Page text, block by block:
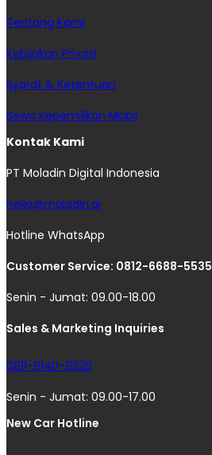
Tentang Kami
Kebijakan Privasi
Syarat & Ketentuan
Sewa Kepemilikan Mobil
Kontak Kami
PT Moladin Digital Indonesia
hello@moladin.ai
Hotline WhatsApp
Customer Service: 0812-6688-5535
Senin - Jumat: 09.00-18.00
Sales & Marketing Inquiries
0811-8140-8326
Senin - Jumat: 09.00-17.00
New Car Hotline